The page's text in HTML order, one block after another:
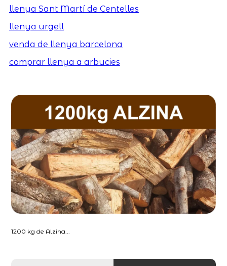
llenya Sant Martí de Centelles
llenya urgell
venda de llenya barcelona
comprar llenya a arbucies
1200 kg de Alzina...